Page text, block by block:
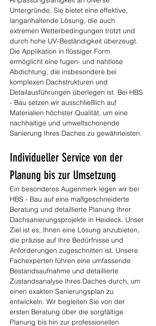
Untergründe. Sie bietet eine effektive,
langanhaltende Lösung, die auch
extremen Wetterbedingungen trotzt und
durch hohe UV-Beständigkeit überzeugt.
Die Applikation in flüssiger Form
ermöglicht eine fugen- und nahtlose
Abdichtung, die insbesondere bei
komplexen Dachstrukturen und
Detailausführungen überlegen ist. Bei HBS
- Bau setzen wir ausschließlich auf
Materialien höchster Qualität, um eine
nachhaltige und umweltschonende
Sanierung Ihres Daches zu gewährleisten.
Individueller Service von der
Planung bis zur Umsetzung
Ein besonderes Augenmerk legen wir bei
HBS - Bau auf eine maßgeschneiderte
Beratung und detaillierte Planung Ihrer
Dachsanierungsprojekte in Heideck. Unser
Ziel ist es, Ihnen eine Lösung anzubieten,
die präzise auf Ihre Bedürfnisse und
Anforderungen zugeschnitten ist. Unsere
Fachexperten führen eine umfassende
Bestandsaufnahme und detaillierte
Zustandsanalyse Ihres Daches durch, um
einen exakten Sanierungsplan zu
entwickeln. Wir begleiten Sie von der
ersten Beratung über die sorgfältige
Planung bis hin zur professionellen